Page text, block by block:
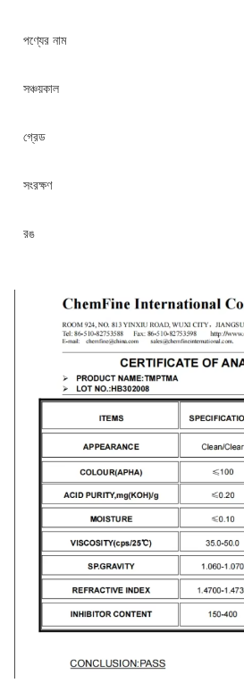
পণ্যের নাম
সঞ্চয়কাল
গ্রেড
সংরক্ষণ
রঙ